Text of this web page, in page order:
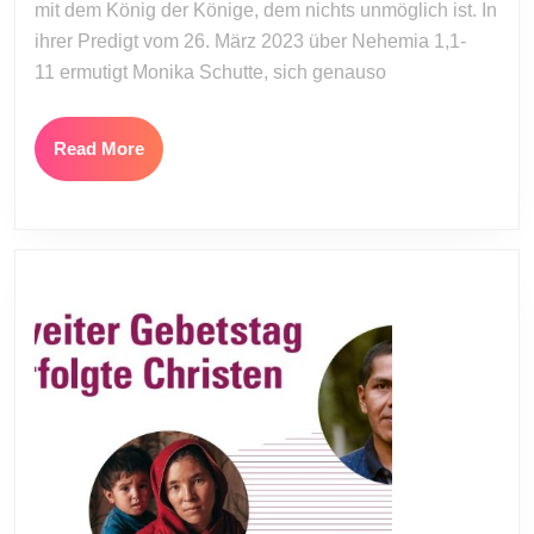
mit dem König der Könige, dem nichts unmöglich ist. In
ihrer Predigt vom 26. März 2023 über Nehemia 1,1-
11 ermutigt Monika Schutte, sich genauso
Read MoreRead
More